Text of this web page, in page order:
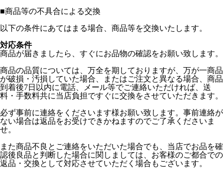
■商品等の不具合による交換
以下の条件にあてはまる場合、商品等を交換いたします。
対応条件
商品が届きましたら、すぐにお品物の確認をお願い致します。
商品の品質については、万全を期しておりますが、万が一商品
が破損・汚損していた場合、またはご注文と異なる場合、商品
到着後7日以内に電話、メール等でご連絡いただければ、送
料・手数料共に当店負担ですぐに交換をさせていただきます。
必ず事前に連絡をくださいます様お願い致します。事前連絡が
ない場合は返品をお受けできかねますのでご了承くださいま
せ。
また商品不良とご連絡をいただいた場合でも、当店でお品を確
認後良品と判断した場合に関しましては、お客様のご都合での
返品・交換として対応させていただく場合もございます。